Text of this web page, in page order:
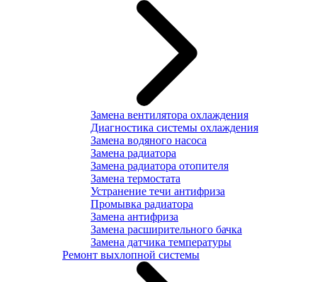
Замена вентилятора охлаждения
Диагностика системы охлаждения
Замена водяного насоса
Замена радиатора
Замена радиатора отопителя
Замена термостата
Устранение течи антифриза
Промывка радиатора
Замена антифриза
Замена расширительного бачка
Замена датчика температуры
Ремонт выхлопной системы